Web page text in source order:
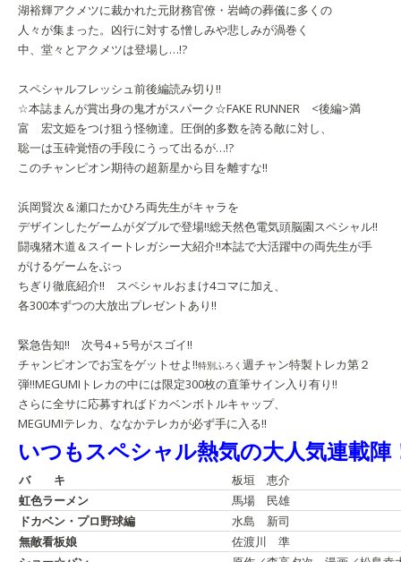
湖裕輝アクメツに裁かれた元財務官僚・岩崎の葬儀に多くの
人々が集まった。凶行に対する憎しみや悲しみが渦巻く
中、堂々とアクメツは登場し…!?
スペシャルフレッシュ前後編読み切り!!
☆本誌まんが賞出身の鬼才がスパーク☆FAKE RUNNER <後編>満
富 宏文姫をつけ狙う怪物達。圧倒的多数を誇る敵に対し、
聡一は玉砕覚悟の手段にうって出るが…!?
このチャンピオン期待の超新星から目を離すな!!
浜岡賢次＆瀬口たかひろ両先生がキャラを
デザインしたゲームがダブルで登場!!総天然色電気頭脳園スペシャル!!
闘魂猪木道＆スイートレガシー大紹介!!本誌で大活躍中の両先生が手
がけるゲームをぶっ
ちぎり徹底紹介!! スペシャルおまけ4コマに加え、
各300本ずつの大放出プレゼントあり!!
緊急告知!! 次号4＋5号がスゴイ!!
チャンピオンでお宝をゲットせよ!!特別ふろく 週チャン特製トレカ第２
弾!!MEGUMI トレカの中には限定300枚の直筆サイン入り有り!!
さらに全サに応募すればドカベンボトルキャップ、
MEGUMIテレカ、ななかテレカが必ず手に入る!!
いつもスペシャル熱気の大人気連載陣
バ キ
板垣 恵介
虹色ラーメン
馬場 民雄
ドカベン・プロ野球編
水島 新司
無敵看板娘
佐渡川 準